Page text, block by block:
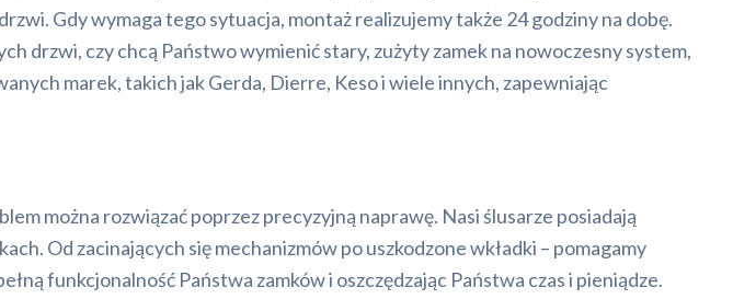
Gdy wymaga tego sytuacja, montaż realizujemy także 24 godziny na dobę.
drzwi, czy chcą Państwo wymienić stary, zużyty zamek na nowoczesny system,
marek, takich jak Gerda, Dierre, Keso i wiele innych, zapewniając
można rozwiązać poprzez precyzyjną naprawę. Nasi ślusarze posiadają
Od zacinających się mechanizmów po uszkodzone wkładki – pomagamy
funkcjonalność Państwa zamków i oszczędzając Państwa czas i pieniądze.